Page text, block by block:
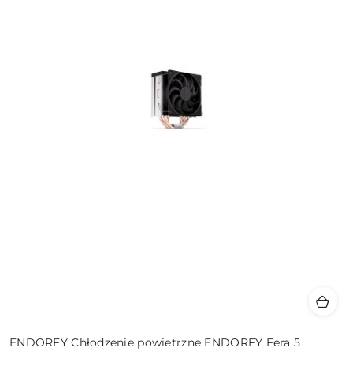
ENDORFY Chłodzenie powietrzne ENDORFY Fera 5